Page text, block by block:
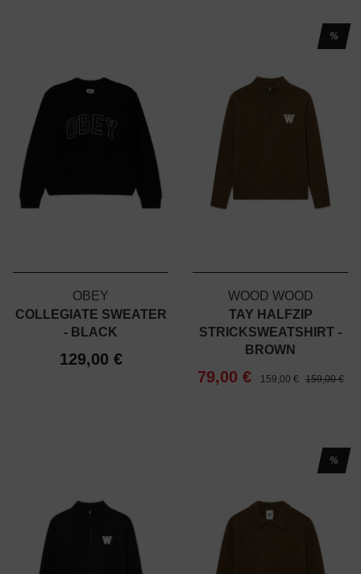
OBEY
COLLEGIATE SWEATER
- BLACK
129,00 €
%
WOOD WOOD
TAY HALFZIP
STRICKSWEATSHIRT -
BROWN
79,00 € 159,00 € 159,00 €
%